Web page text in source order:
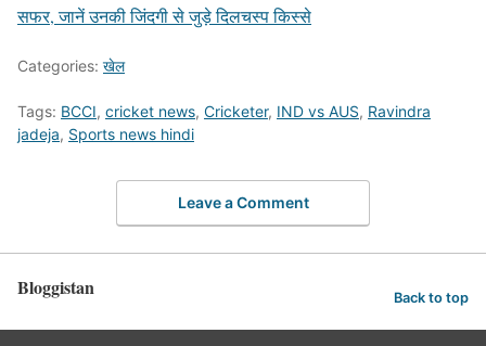
सफर, जानें उनकी जिंदगी से जुड़े दिलचस्प किस्से
Categories: खेल
Tags: BCCI, cricket news, Cricketer, IND vs AUS, Ravindra
jadeja, Sports news hindi
Leave a Comment
Bloggistan Back to top